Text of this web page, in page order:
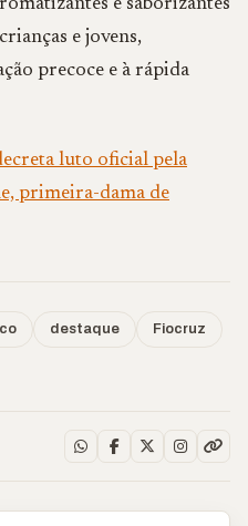
e saborizantes
e jovens,
precoce e à rápida
luto oficial pela
primeira-dama de
destaque Fiocruz